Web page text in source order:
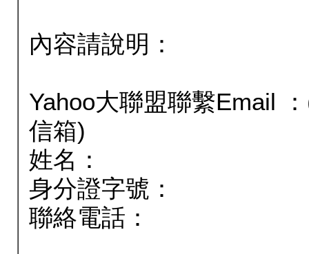
內容請說明：
Yahoo大聯盟聯繫Email
信箱)
姓名：
身分證字號：
聯絡電話：